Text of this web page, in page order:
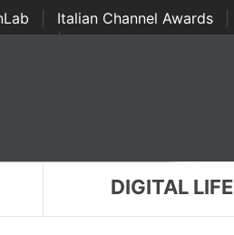
Italian Channel Awards
| ...
DIGITAL LIFE